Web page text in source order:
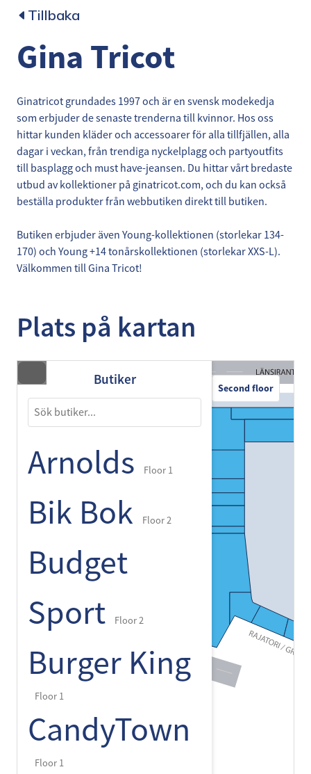
Tillbaka
Gina Tricot
Ginatricot grundades 1997 och är en svensk modekedja
som erbjuder de senaste trenderna till kvinnor. Hos oss
hittar kunden kläder och accessoarer för alla tillfjällen, alla
dagar i veckan, från trendiga nyckelplagg och partyoutfits
till basplagg och must have-jeansen. Du hittar vårt bredaste
utbud av kollektioner på ginatricot.com, och du kan också
beställa produkter från webbutiken direkt till butiken.
Butiken erbjuder även Young-kollektionen (storlekar 134-
170) och Young +14 tonårskollektionen (storlekar XXS-L).
Välkommen till Gina Tricot!
Plats på kartan
Butiker
Arnolds Floor 1
Bik Bok Floor 2
Budget
Sport
Floor 2
Burger King
Floor 1
CandyTown
Floor 1
Second floor